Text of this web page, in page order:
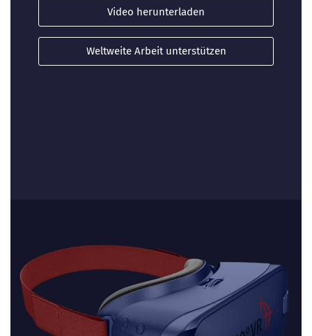
Video herunterladen
Weltweite Arbeit unterstützen